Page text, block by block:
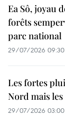
Ea Sô, joyau
forêts
parc national
29/07/2026 09:30
Les fortes
Nord mais
29/07/2026 03:00